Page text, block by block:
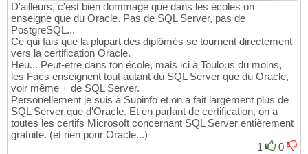
D'ailleurs, c'est bien dommage que dans les écoles on
enseigne que du Oracle. Pas de SQL Server, pas de
PostgreSQL...
Ce qui fais que la plupart des diplômés se tournent directement
vers la certification Oracle.
Heu... Peut-etre dans ton école, mais ici à Toulous du moins,
les Facs enseignent tout autant du SQL Server que du Oracle,
voir même + de SQL Server.
Personellement je suis à Supinfo et on a fait largement plus de
SQL Server que d'Oracle. Et en parlant de certification, on a
toutes les certifs Microsoft concernant SQL Server entièrement
gratuite. (et rien pour Oracle...)
1
0